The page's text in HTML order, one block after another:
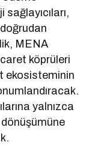
MENA
köprüleri
ekosisteminin
yalnızca